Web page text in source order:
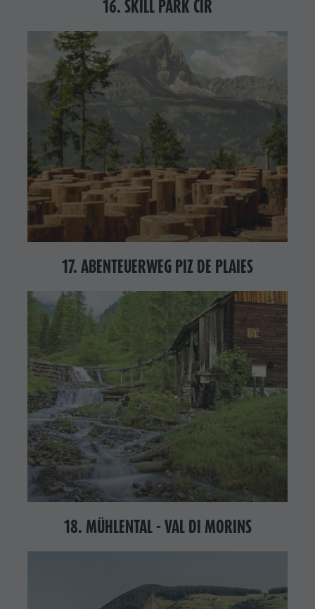
16. SKILL PARK CIR
17. ABENTEUERWEG PIZ DE PLAIES
18. MÜHLENTAL - VAL DI MORINS